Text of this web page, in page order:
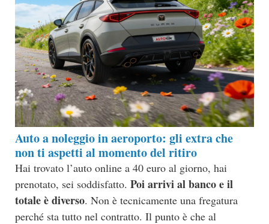
Auto a noleggio in aeroporto: gli extra che
non ti aspetti al momento del ritiro
Hai trovato l’auto online a 40 euro al giorno, hai
prenotato, sei soddisfatto. Poi arrivi al banco e il
totale è diverso. Non è tecnicamente una fregatura
perché sta tutto nel contratto. Il punto è che al